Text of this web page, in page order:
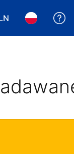
walutę.
Wybierz